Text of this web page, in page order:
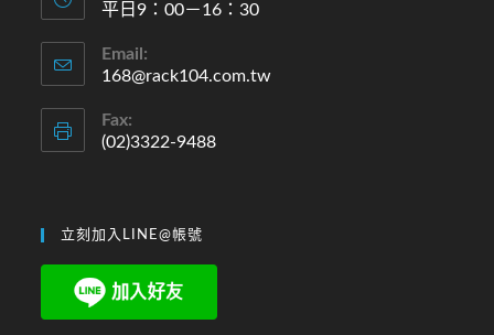
平日9：00－16：30
Email:
168@rack104.com.tw
Fax:
(02)3322-9488
立刻加入LINE@帳號